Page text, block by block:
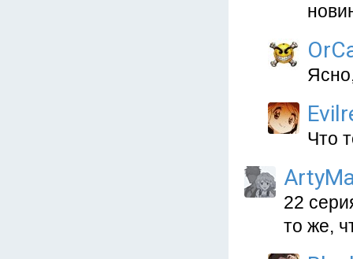
Что
22
то же,